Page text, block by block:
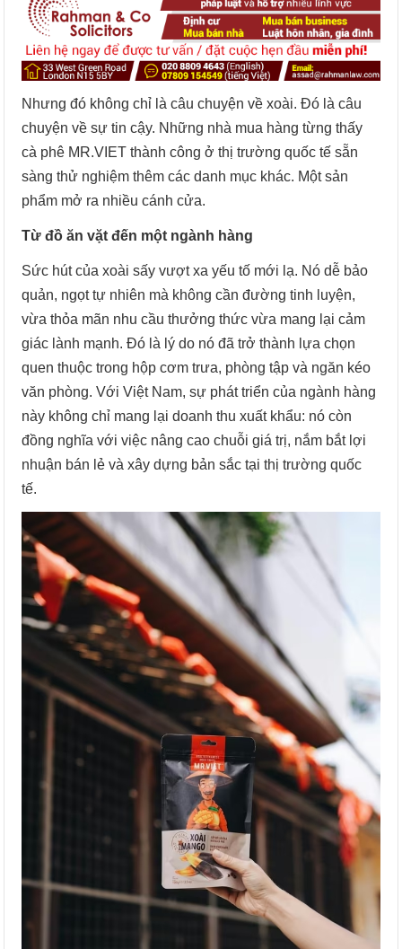
Nhưng đó không chỉ là câu chuyện về xoài. Đó là câu
chuyện về sự tin cậy. Những nhà mua hàng từng thấy
cà phê MR.VIET thành công ở thị trường quốc tế sẵn
sàng thử nghiệm thêm các danh mục khác. Một sản
phẩm mở ra nhiều cánh cửa.
Từ đồ ăn vặt đến một ngành hàng
Sức hút của xoài sấy vượt xa yếu tố mới lạ. Nó dễ bảo
quản, ngọt tự nhiên mà không cần đường tinh luyện,
vừa thỏa mãn nhu cầu thưởng thức vừa mang lại cảm
giác lành mạnh. Đó là lý do nó đã trở thành lựa chọn
quen thuộc trong hộp cơm trưa, phòng tập và ngăn kéo
văn phòng. Với Việt Nam, sự phát triển của ngành hàng
này không chỉ mang lại doanh thu xuất khẩu: nó còn
đồng nghĩa với việc nâng cao chuỗi giá trị, nắm bắt lợi
nhuận bán lẻ và xây dựng bản sắc tại thị trường quốc
tế.